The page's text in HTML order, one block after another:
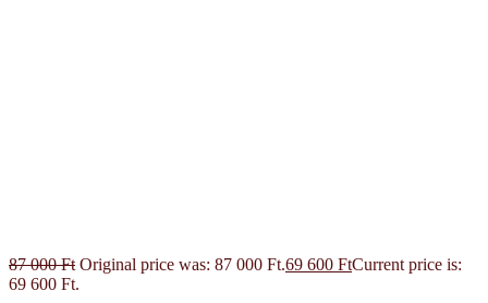
87 000Ft Original price was: 87 000 Ft.69 600 FtCurrent price is:
69 600 Ft.